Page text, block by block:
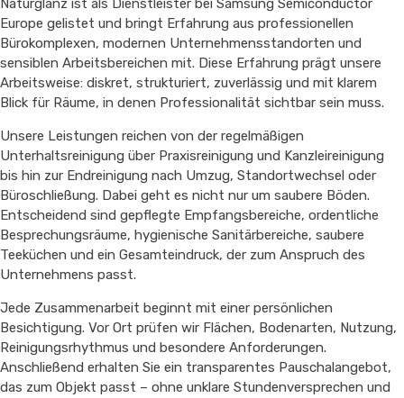
Naturglanz ist als Dienstleister bei Samsung Semiconductor
Europe gelistet und bringt Erfahrung aus professionellen
Bürokomplexen, modernen Unternehmensstandorten und
sensiblen Arbeitsbereichen mit. Diese Erfahrung prägt unsere
Arbeitsweise: diskret, strukturiert, zuverlässig und mit klarem
Blick für Räume, in denen Professionalität sichtbar sein muss.
Unsere Leistungen reichen von der regelmäßigen
Unterhaltsreinigung über Praxisreinigung und Kanzleireinigung
bis hin zur Endreinigung nach Umzug, Standortwechsel oder
Büroschließung. Dabei geht es nicht nur um saubere Böden.
Entscheidend sind gepflegte Empfangsbereiche, ordentliche
Besprechungsräume, hygienische Sanitärbereiche, saubere
Teeküchen und ein Gesamteindruck, der zum Anspruch des
Unternehmens passt.
Jede Zusammenarbeit beginnt mit einer persönlichen
Besichtigung. Vor Ort prüfen wir Flächen, Bodenarten, Nutzung,
Reinigungsrhythmus und besondere Anforderungen.
Anschließend erhalten Sie ein transparentes Pauschalangebot,
das zum Objekt passt – ohne unklare Stundenversprechen und